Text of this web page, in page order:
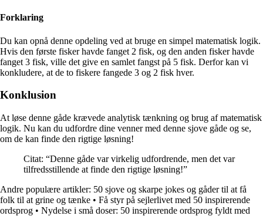
Forklaring
Du kan opnå denne opdeling ved at bruge en simpel matematisk logik.
Hvis den første fisker havde fanget 2 fisk, og den anden fisker havde
fanget 3 fisk, ville det give en samlet fangst på 5 fisk. Derfor kan vi
konkludere, at de to fiskere fangede 3 og 2 fisk hver.
Konklusion
At løse denne gåde krævede analytisk tænkning og brug af matematisk
logik. Nu kan du udfordre dine venner med denne sjove gåde og se,
om de kan finde den rigtige løsning!
Citat: “Denne gåde var virkelig udfordrende, men det var
tilfredsstillende at finde den rigtige løsning!”
Andre populære artikler: 50 sjove og skarpe jokes og gåder til at få
folk til at grine og tænke • Få styr på sejlerlivet med 50 inspirerende
ordsprog • Nydelse i små doser: 50 inspirerende ordsprog fyldt med